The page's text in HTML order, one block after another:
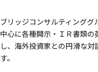
ブリッジコンサルティング
中心に各種開示・ＩＲ書類
し、海外投資家との円滑な
す。